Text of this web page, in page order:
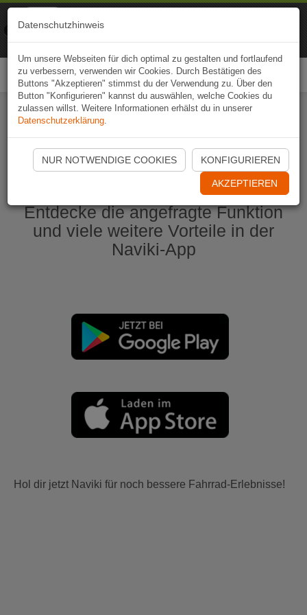
Naviki App jetzt öffnen
Entdecke die angefragte Funktion
und viele weitere Vorteile in der
Naviki-App
Hol dir jetzt Naviki für noch bessere Fahrrad-Erlebnisse!
Datenschutzhinweis
Um unsere Webseiten für dich optimal zu gestalten und fortlaufend
zu verbessern, verwenden wir Cookies. Durch Bestätigen des
Buttons "Akzeptieren" stimmst du der Verwendung zu. Über den
Button "Konfigurieren" kannst du auswählen, welche Cookies du
zulassen willst. Weitere Informationen erhälst du in unserer
Datenschutzerklärung.
NUR NOTWENDIGE COOKIES KONFIGURIEREN
AKZEPTIEREN
Naviki